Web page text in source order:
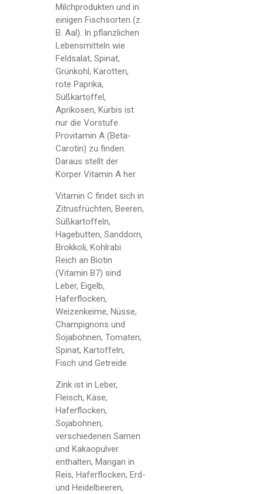
Milchprodukten und in
einigen Fischsorten (z.
B. Aal). In pflanzlichen
Lebensmitteln wie
Feldsalat, Spinat,
Grünkohl, Karotten,
rote Paprika,
Süßkartoffel,
Aprikosen, Kürbis ist
nur die Vorstufe
Provitamin A (Beta-
Carotin) zu finden.
Daraus stellt der
Körper Vitamin A her.
Vitamin C findet sich in
Zitrusfrüchten, Beeren,
Süßkartoffeln,
Hagebutten, Sanddorn,
Brokkoli, Kohlrabi.
Reich an Biotin
(Vitamin B7) sind
Leber, Eigelb,
Haferflocken,
Weizenkeime, Nüsse,
Champignons und
Sojabohnen, Tomaten,
Spinat, Kartoffeln,
Fisch und Getreide.
Zink ist in Leber,
Fleisch, Käse,
Haferflocken,
Sojabohnen,
verschiedenen Samen
und Kakaopulver
enthalten, Mangan in
Reis, Haferflocken, Erd-
und Heidelbeeren,